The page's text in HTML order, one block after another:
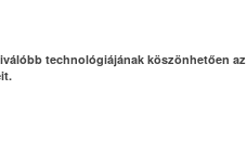
technológiájának köszönhetően az